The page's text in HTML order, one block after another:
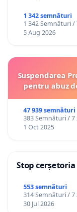
1 342 semnături
1 342 Semnături /
5 Aug 2026
Suspendarea
pentru abuz
47 939 semnături
383 Semnături / 7
1 Oct 2025
Stop cerșetoria
553 semnături
314 Semnături / 7
30 Jul 2026